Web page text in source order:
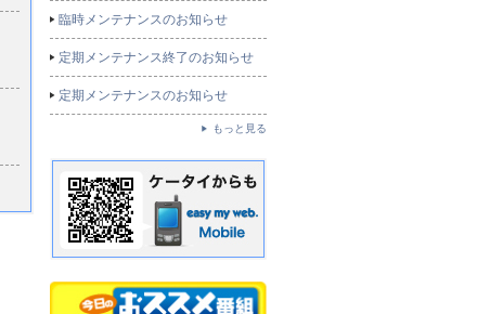
臨時メンテナンスのお知らせ
定期メンテナンス終了のお知らせ
定期メンテナンスのお知らせ
もっと見る